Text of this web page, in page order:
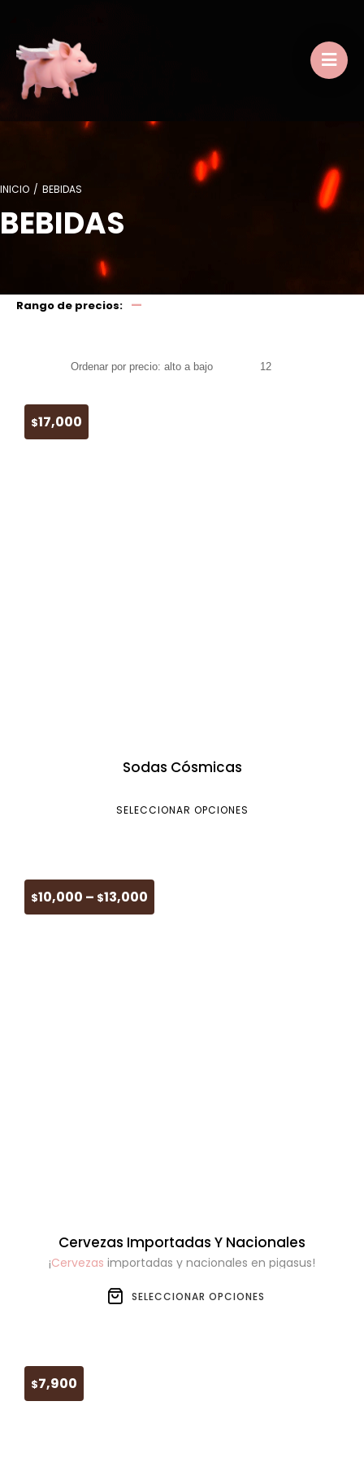
INICIO / BEBIDAS
BEBIDAS
Rango de precios: —
Sodas Cósmicas
$17,000
SELECCIONAR OPCIONES
Cervezas Importadas Y Nacionales
¡Cervezas importadas y nacionales en pigasus!
$10,000 – $13,000
SELECCIONAR OPCIONES
$7,900